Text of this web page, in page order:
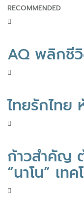
RECOMMENDED
AQ พลิกชี
ไทยรักไทย
ก้าวสำคัญ
“นาโน” เท